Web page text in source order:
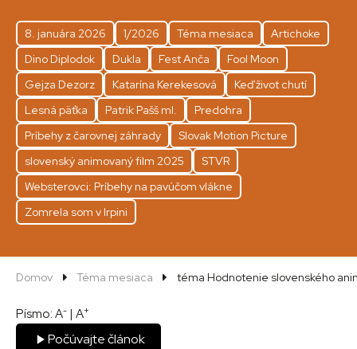
8. januára 2026 1/2026 Téma mesiaca
Artichoke
Dino Diplodok
Dukla Fest Anča
Fool Moon
Gejza Dezorz
Katarína Kerekesová
Keď život chutí
Lesná päťka
Patrik Pašš ml.
Predohra
Príbehy z čarovnej záhrady
Slovak Motion Picture
slovenský animovaný film 2025
STVR
Websterovci: Príbehy na pavúčom vlákne
Zomrela som v Irpini
Domov Téma mesiaca téma Hodnotenie slovenského
Písmo: A- | A+
Počúvajte článok